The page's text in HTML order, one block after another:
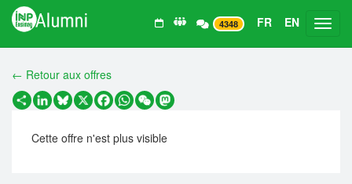
4348 FR EN
← Retour aux offres
PartagerLinkedIn
Bluesky
X Facebook
WhatsApp
WeChatMastodon
Cette offre n'est plus visible